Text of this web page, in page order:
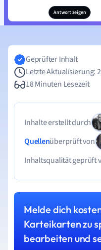
Antwort zeigen
Geprüfter Inhalt
Letzte Aktualisierung:
18 Minuten Lesezeit
Inhalte erstellt durch
Quellenüberprüft von
Inhaltsqualität geprüft
Melde dich
Karteikarten zu
bearbeiten und